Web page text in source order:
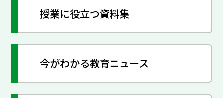
授業に役立つ資料集
今がわかる教育ニュース